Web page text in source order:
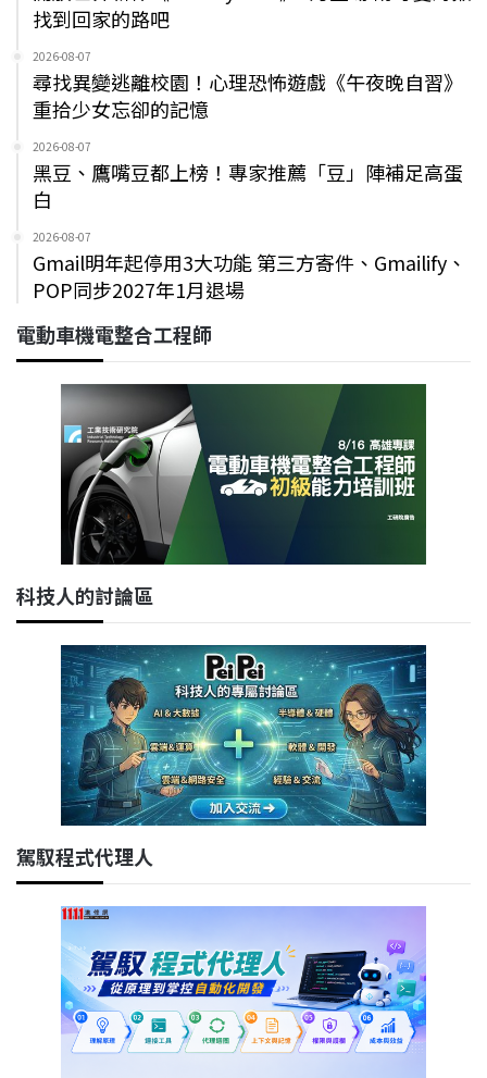
找到回家的路吧
2026-08-07
尋找異變逃離校園！心理恐怖遊戲《午夜晚自習》
重拾少女忘卻的記憶
2026-08-07
黑豆、鷹嘴豆都上榜！專家推薦「豆」陣補足高蛋
白
2026-08-07
Gmail明年起停用3大功能 第三方寄件、Gmailify、
POP同步2027年1月退場
電動車機電整合工程師
科技人的討論區
駕馭程式代理人